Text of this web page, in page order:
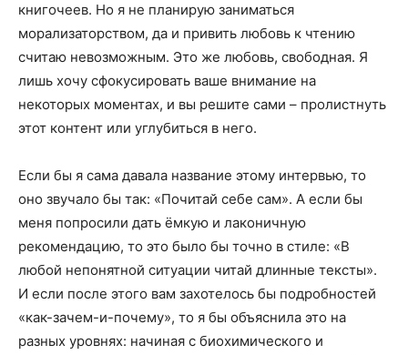
книгочеев. Но я не планирую заниматься
морализаторством, да и привить любовь к чтению
считаю невозможным. Это же любовь, свободная. Я
лишь хочу сфокусировать ваше внимание на
некоторых моментах, и вы решите сами – пролистнуть
этот контент или углубиться в него.
Если бы я сама давала название этому интервью, то
оно звучало бы так: «Почитай себе сам». А если бы
меня попросили дать ёмкую и лаконичную
рекомендацию, то это было бы точно в стиле: «В
любой непонятной ситуации читай длинные тексты».
И если после этого вам захотелось бы подробностей
«как-зачем-и-почему», то я бы объяснила это на
разных уровнях: начиная с биохимического и